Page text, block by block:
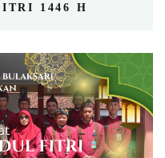
1446 H